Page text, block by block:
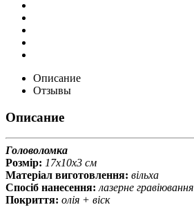
Описание
Отзывы
Описание
Головоломка
Розмір: 17х10х3 см
Матеріал виготовлення: вільха
Спосіб нанесення: лазерне гравіювання
Покриття: олія + віск